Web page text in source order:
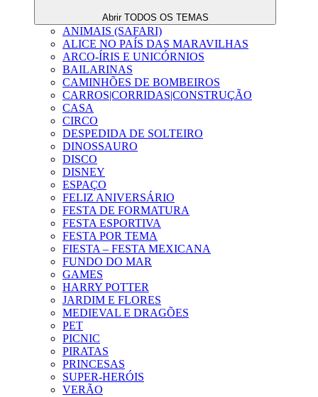
Abrir TODOS OS TEMAS
ANIMAIS (SAFARI)
ALICE NO PAÍS DAS MARAVILHAS
ARCO-ÍRIS E UNICÓRNIOS
BAILARINAS
CAMINHÕES DE BOMBEIROS
CARROS|CORRIDAS|CONSTRUÇÃO
CASA
CIRCO
DESPEDIDA DE SOLTEIRO
DINOSSAURO
DISCO
DISNEY
ESPAÇO
FELIZ ANIVERSÁRIO
FESTA DE FORMATURA
FESTA ESPORTIVA
FESTA POR TEMA
FIESTA – FESTA MEXICANA
FUNDO DO MAR
GAMES
HARRY POTTER
JARDIM E FLORES
MEDIEVAL E DRAGÕES
PET
PICNIC
PIRATAS
PRINCESAS
SUPER-HERÓIS
VERÃO